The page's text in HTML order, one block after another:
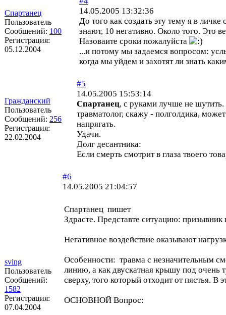
Спартанец
Пользователь
Сообщений: 100
Регистрация:
05.12.2004
14.05.2005 13:32:36
До того как создать эту тему я в
знают, 10 негативно. Около того. Это
Назоваите сроки пожалуйста
...и потому мы задаемся вопросом:
когда мы уйдем и захотят ли знать
Гражданский
Пользователь
Сообщений: 256
Регистрация:
22.02.2004
#5
14.05.2005 15:53:14
Спартанец, с руками лучше не шутить.
травматолог, скажу - полголдика,
напрягать.
Удачи.
Долг десантника:
Если смерть смотрит в глаза твоего
sving
Пользователь
Сообщений:
1582
Регистрация:
07.04.2004
#6
14.05.2005 21:04:57
Спартанец пишет
Здрасте. Представте ситуацию:
Негативное воздействие оказывают
Особенности: травма с незначительным
линию, а как двускатная крышу под
сверху, того который отходит от пястья. В
ОСНОВНОЙ Вопрос: